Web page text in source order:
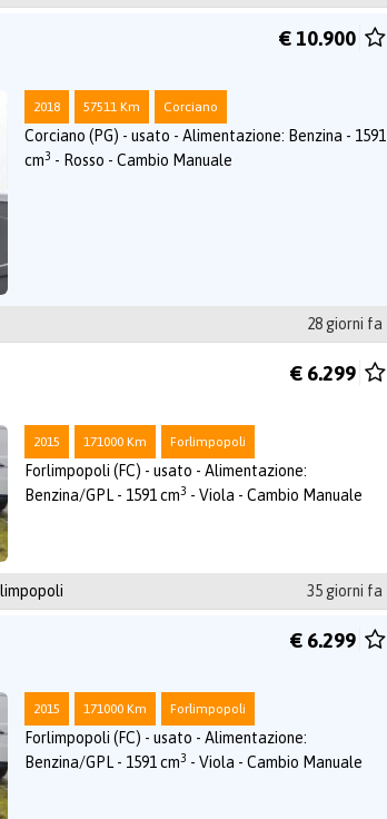
€ 10.900
2018 57511 Km Corciano
Corciano (PG) - usato - Alimentazione: Benzina - 1591
cm3 - Rosso - Cambio Manuale
28 giorni fa
€ 6.299
2015 171000 Km Forlimpopoli
Forlimpopoli (FC) - usato - Alimentazione:
Benzina/GPL - 1591 cm3 - Viola - Cambio Manuale
35 giorni fa
€ 6.299
2015 171000 Km Forlimpopoli
Forlimpopoli (FC) - usato - Alimentazione:
Benzina/GPL - 1591 cm3 - Viola - Cambio Manuale